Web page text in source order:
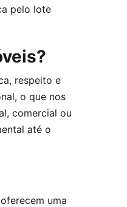
pelo lote
respeito e
o que nos
comercial ou
até o
uma